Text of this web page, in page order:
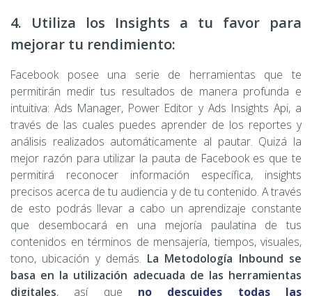
4. Utiliza los Insights a tu favor para
mejorar tu rendimiento:
Facebook posee una serie de herramientas que te
permitirán medir tus resultados de manera profunda e
intuitiva: Ads Manager, Power Editor y Ads Insights Api, a
través de las cuales puedes aprender de los reportes y
análisis realizados automáticamente al pautar. Quizá la
mejor razón para utilizar la pauta de Facebook es que te
permitirá reconocer información específica, insights
precisos acerca de tu audiencia y de tu contenido. A través
de esto podrás llevar a cabo un aprendizaje constante
que desembocará en una mejoría paulatina de tus
contenidos en términos de mensajería, tiempos, visuales,
tono, ubicación y demás. La Metodología Inbound se
basa en la utilización adecuada de las herramientas
digitales, así que no descuides todas las